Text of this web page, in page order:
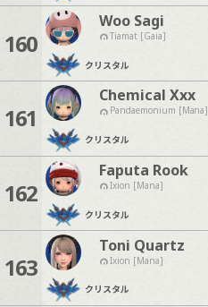
160
Woo Sagi
Tiamat [Gaia]
クリスタル
161
Chemical Xxx
Pandaemonium [Mana]
クリスタル
162
Faputa Rook
Ixion [Mana]
クリスタル
163
Toni Quartz
Ixion [Mana]
クリスタル